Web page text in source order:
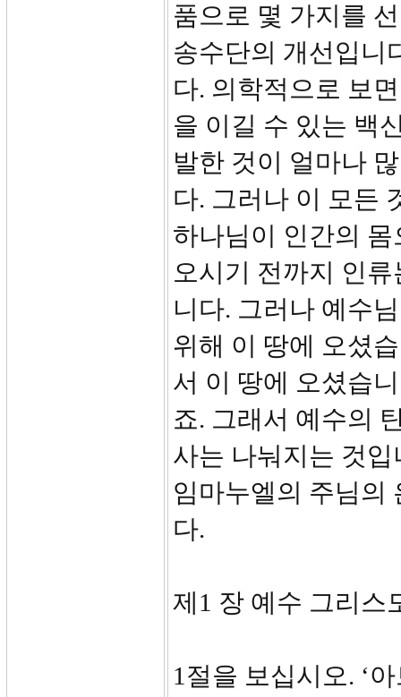
품으로 몇 가지를
송수단의 개선입니
다. 의학적으로 보
을 이길 수 있는 백
발한 것이 얼마나
다. 그러나 이 모든
하나님이 인간의
오시기 전까지 인
니다. 그러나 예수
위해 이 땅에 오셨
서 이 땅에 오셨습
죠. 그래서 예수의
사는 나눠지는 것
임마누엘의 주님의
다.
제1 장 예수 그리스
1절을 보십시오. ‘